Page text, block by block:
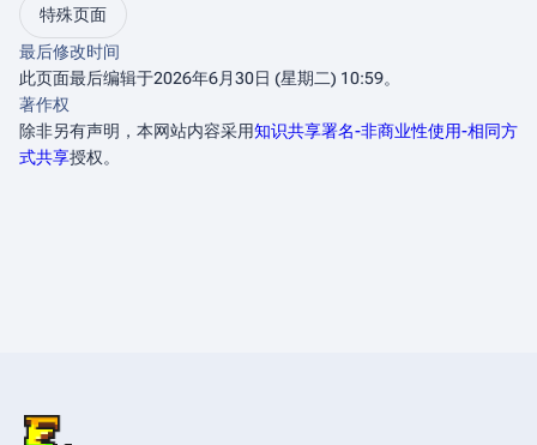
特殊页面
最后修改时间
此页面最后编辑于2026年6月30日 (星期二) 10:59。
著作权
除非另有声明，本网站内容采用知识共享署名-非商业性使用-相同方
式共享授权。